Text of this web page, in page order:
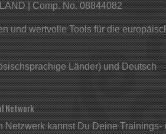
| Comp. No. 08844082
und wertvolle Tools für die
Länder) und Deutsch
Network
Netzwerk kannst Du Deine Trainings-